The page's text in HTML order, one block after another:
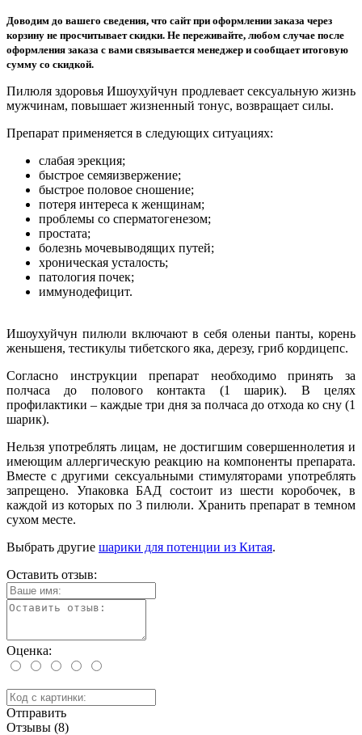
Доводим до вашего сведения, что сайт при оформлении заказа через
корзину не просчитывает скидки. Не переживайте, любом случае после
оформления заказа с вами связывается менеджер и сообщает итоговую
сумму со скидкой.
Пилюля здоровья Ишоухуйчун продлевает сексуальную жизнь
мужчинам, повышает жизненный тонус, возвращает силы.
Препарат применяется в следующих ситуациях:
слабая эрекция;
быстрое семяизвержение;
быстрое половое сношение;
потеря интереса к женщинам;
проблемы со сперматогенезом;
простата;
болезнь мочевыводящих путей;
хроническая усталость;
патология почек;
иммунодефицит.
Ишоухуйчун пилюли включают в себя оленьи панты, корень
женьшеня, тестикулы тибетского яка, дерезу, гриб кордицепс.
Согласно инструкции препарат необходимо принять за
полчаса до полового контакта (1 шарик). В целях
профилактики – каждые три дня за полчаса до отхода ко сну (1
шарик).
Нельзя употреблять лицам, не достигшим совершеннолетия и
имеющим аллергическую реакцию на компоненты препарата.
Вместе с другими сексуальными стимуляторами употреблять
запрещено. Упаковка БАД состоит из шести коробочек, в
каждой из которых по 3 пилюли. Хранить препарат в темном
сухом месте.
Выбрать другие шарики для потенции из Китая.
Оставить отзыв:
Оценка:
Отправить
Отзывы (8)